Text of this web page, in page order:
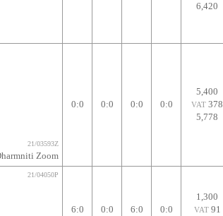
6,420
21/03593Z
0:0 0:0 0:0 0:0
5,400
VAT 378
5,778
21/04050P
6:0 0:0 6:0 0:0
1,300
VAT91